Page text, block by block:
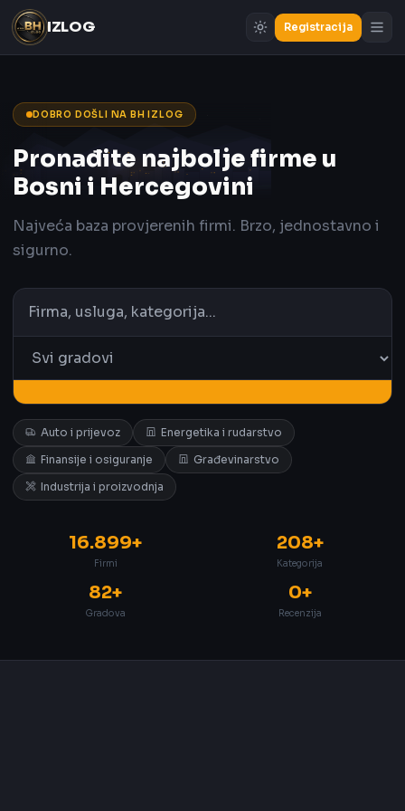
IZLOG Registracija
DOBRO DOŠLI NA BH IZLOG
Pronađite najbolje firme u
Bosni i Hercegovini
Najveća baza provjerenih firmi. Brzo, jednostavno i
sigurno.
Auto i prijevoz
Energetika i rudarstvo
Finansije i osiguranje
Građevinarstvo
Industrija i proizvodnja
16.899+
Firmi
208+
Kategorija
82+
Gradova
0+
Recenzija